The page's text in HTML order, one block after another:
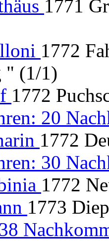
1771
1772
" (1/1)
1772
20
1772
30
1772
1773